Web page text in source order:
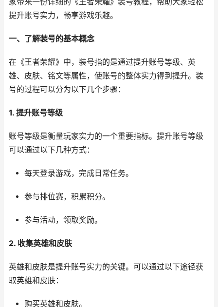
提升账号实力，畅享游戏乐趣。
一、了解装号的基本概念
在《王者荣耀》中，装号指的是通过提升账号等级、英
雄、皮肤、铭文等属性，使账号的整体实力得到提升。装
号的过程可以分为以下几个步骤：
1. 提升账号等级
账号等级是衡量玩家实力的一个重要指标。提升账号等级
可以通过以下几种方式：
每天登录游戏，完成日常任务。
参与排位赛，积累积分。
参与活动，领取奖励。
2. 收集英雄和皮肤
英雄和皮肤是提升账号实力的关键。可以通过以下途径获
取英雄和皮肤：
购买英雄和皮肤。